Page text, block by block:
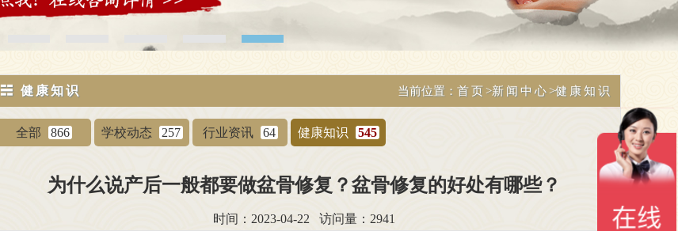
☵ 健康知识 当前位置： 首页>新闻中心>健康知识
全部 866 学校动态 257 行业资讯 64 健康知识 545
为什么说产后一般都要做盆骨修复？盆骨修复的好处有哪些？
时间：2023-04-22 访问量：2941